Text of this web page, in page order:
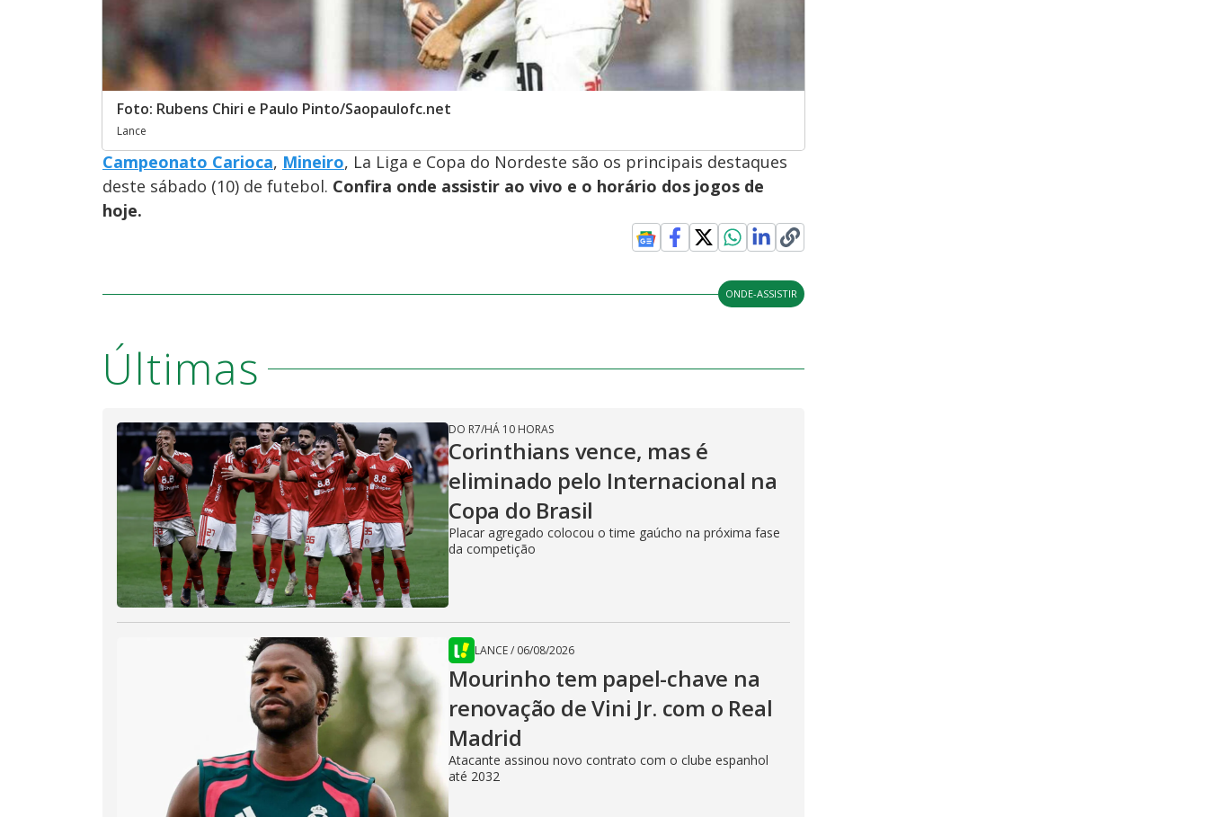
Foto: Rubens Chiri e Paulo Pinto/Saopaulofc.net
Lance
Campeonato Carioca, Mineiro, La Liga e Copa do Nordeste são os principais destaques
deste sábado (10) de futebol. Confira onde assistir ao vivo e o horário dos jogos de
hoje.
ONDE-ASSISTIR
Últimas
DO R7/HÁ 10 HORAS
Corinthians vence, mas é
eliminado pelo Internacional na
Copa do Brasil
Placar agregado colocou o time gaúcho na próxima fase
da competição
LANCE/ 06/08/2026
Mourinho tem papel-chave na
renovação de Vini Jr. com o Real
Madrid
Atacante assinou novo contrato com o clube espanhol
até 2032